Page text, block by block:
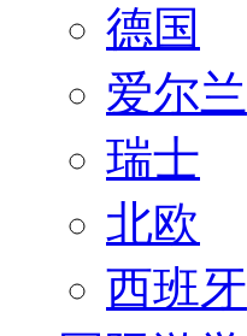
德国
爱尔兰
瑞士
北欧
西班牙